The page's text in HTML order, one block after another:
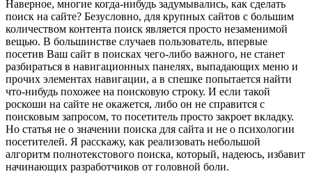
Наверное, многие когда-нибудь задумывались, как сделать
поиск на сайте? Безусловно, для крупных сайтов с большим
количеством контента поиск является просто незаменимой
вещью. В большинстве случаев пользователь, впервые
посетив Ваш сайт в поисках чего-либо важного, не станет
разбираться в навигационных панелях, выпадающих меню и
прочих элементах навигации, а в спешке попытается найти
что-нибудь похожее на поисковую строку. И если такой
роскоши на сайте не окажется, либо он не справится с
поисковым запросом, то посетитель просто закроет вкладку.
Но статья не о значении поиска для сайта и не о психологии
посетителей. Я расскажу, как реализовать небольшой
алгоритм полнотекстового поиска, который, надеюсь, избавит
начинающих разработчиков от головной боли.